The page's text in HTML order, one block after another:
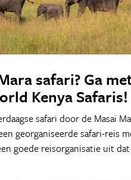
safari? Ga
Kenya Safaris!
safari door de Masai
georganiseerde safari-reis
goede reisorganisatie uit